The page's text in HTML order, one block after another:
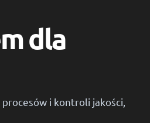
dla
i kontroli jakości,